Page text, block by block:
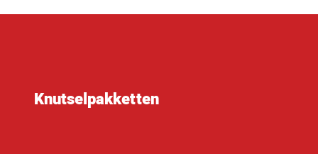
Knutselpakketten